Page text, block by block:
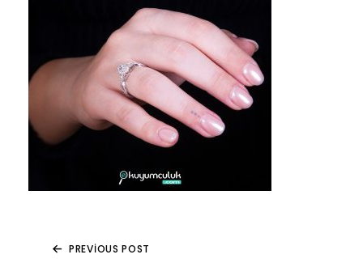
PREVIOUS POST